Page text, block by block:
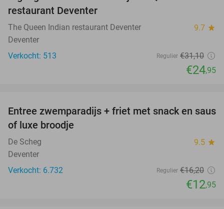
restaurant Deventer
The Queen Indian restaurant Deventer 9.7 star
Deventer
Verkocht: 513
Regulier €31,10
€24,95
20%
Entree zwemparadijs + friet met snack en saus
of luxe broodje
De Scheg 9.5 star
Deventer
Verkocht: 6.732
Regulier €16,20
€12,95